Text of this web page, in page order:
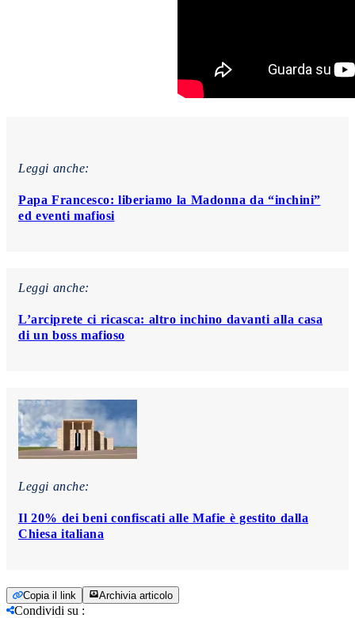
Leggi anche:
Papa Francesco: liberiamo la Madonna da “inchini”
ed eventi mafiosi
Leggi anche:
L’arciprete ci ricasca: altro inchino davanti alla casa
di un boss mafioso
Leggi anche:
Il 20% dei beni confiscati alle Mafie è gestito dalla
Chiesa italiana
Copia il link Archivia articolo
Condividi su :